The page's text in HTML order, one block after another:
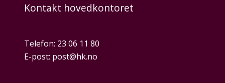
Kontakt hovedkontoret
Telefon: 23 06 11 80
E-post: post@hk.no